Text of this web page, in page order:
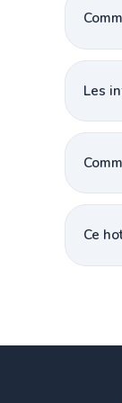
Les
Ce